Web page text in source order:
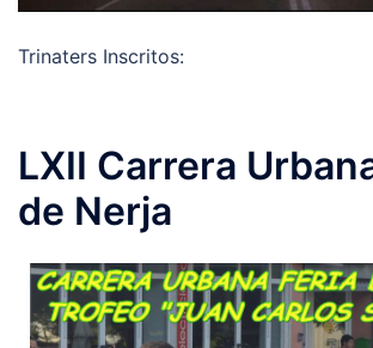
Trinaters Inscritos:
LXII Carrera
de Nerja